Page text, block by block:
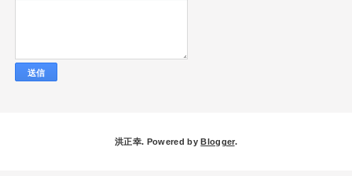
洪正幸. Powered by Blogger.